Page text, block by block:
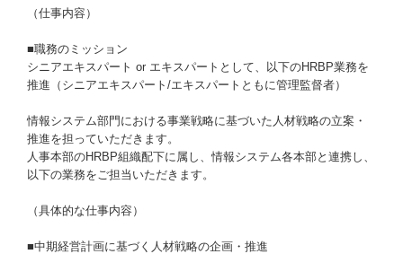
（仕事内容）
■職務のミッション
シニアエキスパート or エキスパートとして、以下のHRBP業務を
推進（シニアエキスパート/エキスパートともに管理監督者）
情報システム部門における事業戦略に基づいた人材戦略の立案・
推進を担っていただきます。
人事本部のHRBP組織配下に属し、情報システム各本部と連携し、
以下の業務をご担当いただきます。
（具体的な仕事内容）
■中期経営計画に基づく人材戦略の企画・推進